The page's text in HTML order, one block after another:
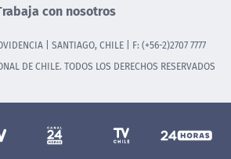
con nosotros
| SANTIAGO, CHILE | F: (+56-2)2707 7777
DE CHILE. TODOS LOS DERECHOS RESERVADOS